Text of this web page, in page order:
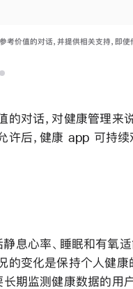
价值的对话，并提供相关支持，即使
对话，对健康管理来
许后，健康 app 可持
息心率、睡眠和有氧适
的变化是保持个人健康
期监测健康数据的用